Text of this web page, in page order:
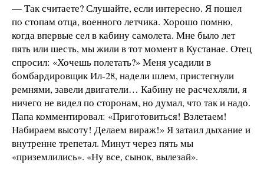
— Так считаете? Слушайте, если интересно. Я пошел
по стопам отца, военного летчика. Хорошо помню,
когда впервые сел в кабину самолета. Мне было лет
пять или шесть, мы жили в тот момент в Кустанае. Отец
спросил: «Хочешь полетать?» Меня усадили в
бомбардировщик Ил-28, надели шлем, пристегнули
ремнями, завели двигатели… Кабину не расчехляли, я
ничего не видел по сторонам, но думал, что так и надо.
Папа комментировал: «Приготовиться! Взлетаем!
Набираем высоту! Делаем вираж!» Я затаил дыхание и
внутренне трепетал. Минут через пять мы
«приземлились». «Ну все, сынок, вылезай».